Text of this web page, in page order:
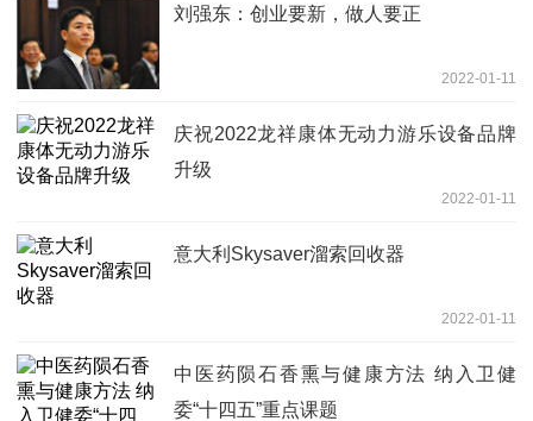
刘强东：创业要新，做人要正
2022-01-11
庆祝2022龙祥康体无动力游乐设备品牌
升级
2022-01-11
意大利Skysaver溜索回收器
2022-01-11
中医药陨石香熏与健康方法 纳入卫健
委“十四五”重点课题